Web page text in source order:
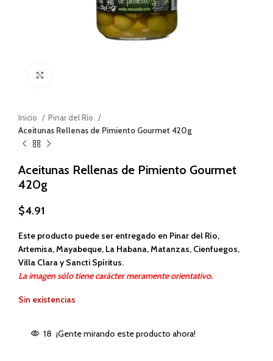
Inicio
Pinar del Río
Aceitunas Rellenas de Pimiento Gourmet 420g
Aceitunas Rellenas de Pimiento Gourmet
420g
$4.91
Este producto puede ser entregado en Pinar del Río,
Artemisa, Mayabeque, La Habana, Matanzas, Cienfuegos,
Villa Clara y Sancti Spíritus.
La imagen sólo tiene carácter meramente orientativo.
Sin existencias
18 ¡Gente mirando este producto ahora!